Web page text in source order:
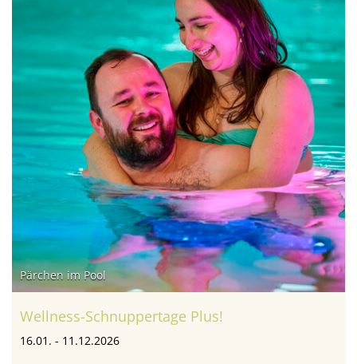
Pärchen im Pool
Wellness-Schnuppertage Plus!
16.01. - 11.12.2026